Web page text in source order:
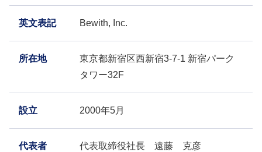
英文表記 Bewith, Inc.
所在地
東京都新宿区西新宿3-7-1 新宿パーク
タワー32F
設立 2000年5月
代表者 代表取締役社長 遠藤 克彦